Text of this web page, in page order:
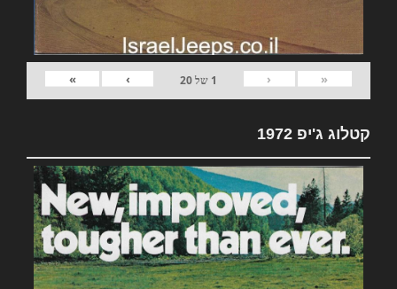
«
‹
1 של20
›
»
קטלוג ג'יפ 1972